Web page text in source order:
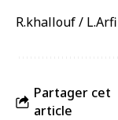
R.khallouf / L.Arfi
Partager cet
article